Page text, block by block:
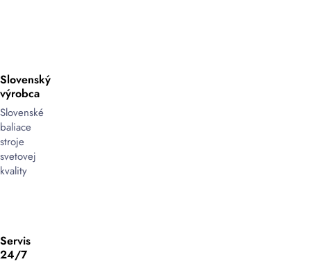
Slovenský
výrobca
Slovenské
baliace
stroje
svetovej
kvality
Servis
24/7